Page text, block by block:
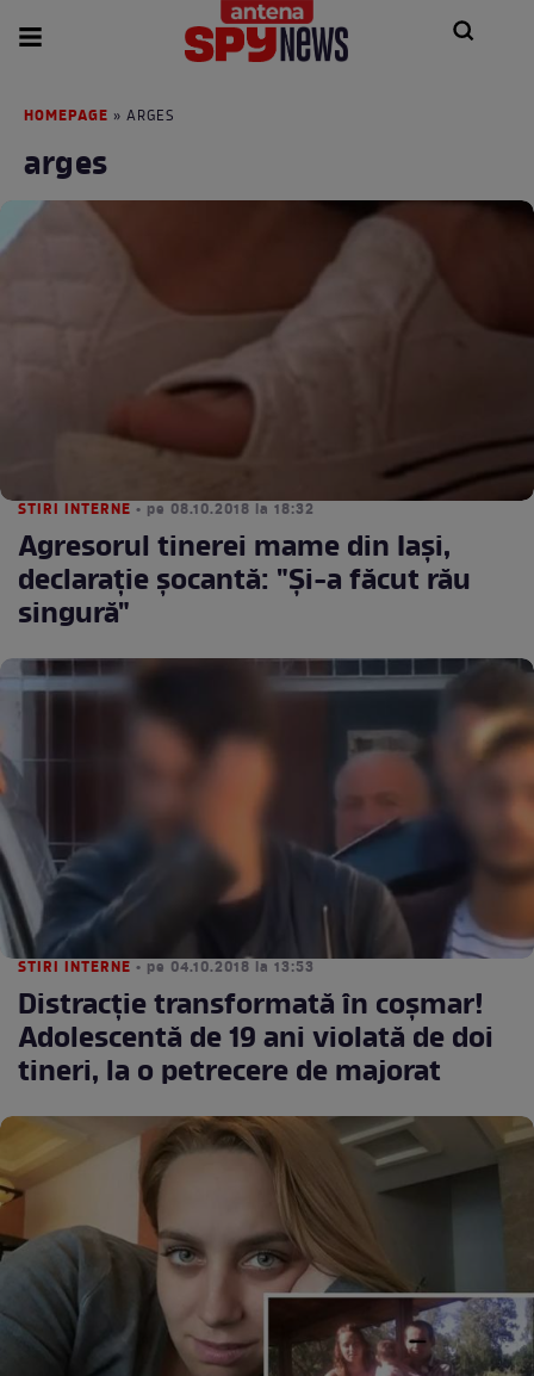
HOMEPAGE » ARGES
arges
STIRI INTERNE • pe 08.10.2018 la 18:32
Agresorul tinerei mame din Iaşi,
declaraţie şocantă: "Şi-a făcut rău
singură"
STIRI INTERNE • pe 04.10.2018 la 13:53
Distracție transformată în coșmar!
Adolescentă de 19 ani violată de doi
tineri, la o petrecere de majorat